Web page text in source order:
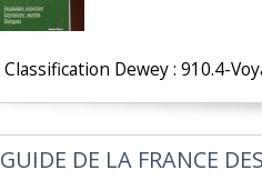
Classification Dewey : 910.4-
‎GUIDE DE LA FRANCE